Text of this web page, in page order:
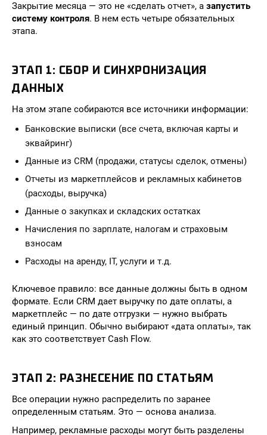
Закрытие месяца — это не «сделать отчет», а запустить
систему контроля. В нем есть четыре обязательных
этапа.
ЭТАП 1: СБОР И СИНХРОНИЗАЦИЯ
ДАННЫХ
На этом этапе собираются все источники информации:
Банковские выписки (все счета, включая карты и
эквайринг)
Данные из CRM (продажи, статусы сделок, отмены)
Отчеты из маркетплейсов и рекламных кабинетов
(расходы, выручка)
Данные о закупках и складских остатках
Начисления по зарплате, налогам и страховым
взносам
Расходы на аренду, IT, услуги и т.д.
Ключевое правило: все данные должны быть в одном
формате. Если CRM дает выручку по дате оплаты, а
маркетплейс — по дате отгрузки — нужно выбрать
единый принцип. Обычно выбирают «дата оплаты», так
как это соответствует Cash Flow.
ЭТАП 2: РАЗНЕСЕНИЕ ПО СТАТЬЯМ
Все операции нужно распределить по заранее
определенным статьям. Это — основа анализа.
Например, рекламные расходы могут быть разделены